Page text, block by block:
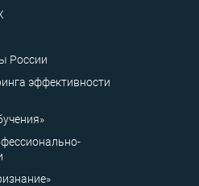
России
эффективности